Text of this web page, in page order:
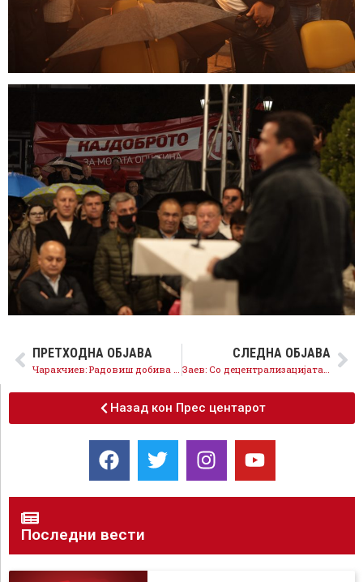
ПРЕТХОДНА ОБЈАВА СЛЕДНА ОБЈАВА
Назад кон Прес центарот
Последни вести